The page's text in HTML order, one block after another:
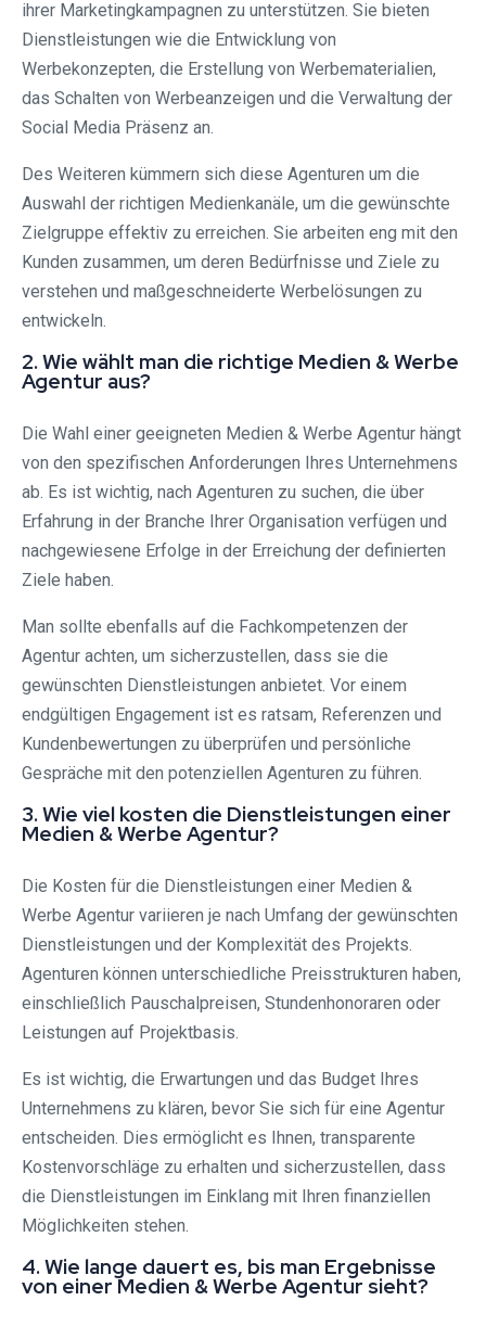
ihrer Marketingkampagnen zu unterstützen. Sie bieten
Dienstleistungen wie die Entwicklung von
Werbekonzepten, die Erstellung von Werbematerialien,
das Schalten von Werbeanzeigen und die Verwaltung der
Social Media Präsenz an.
Des Weiteren kümmern sich diese Agenturen um die
Auswahl der richtigen Medienkanäle, um die gewünschte
Zielgruppe effektiv zu erreichen. Sie arbeiten eng mit den
Kunden zusammen, um deren Bedürfnisse und Ziele zu
verstehen und maßgeschneiderte Werbelösungen zu
entwickeln.
2. Wie wählt man die richtige Medien & Werbe
Agentur aus?
Die Wahl einer geeigneten Medien & Werbe Agentur hängt
von den spezifischen Anforderungen Ihres Unternehmens
ab. Es ist wichtig, nach Agenturen zu suchen, die über
Erfahrung in der Branche Ihrer Organisation verfügen und
nachgewiesene Erfolge in der Erreichung der definierten
Ziele haben.
Man sollte ebenfalls auf die Fachkompetenzen der
Agentur achten, um sicherzustellen, dass sie die
gewünschten Dienstleistungen anbietet. Vor einem
endgültigen Engagement ist es ratsam, Referenzen und
Kundenbewertungen zu überprüfen und persönliche
Gespräche mit den potenziellen Agenturen zu führen.
3. Wie viel kosten die Dienstleistungen einer
Medien & Werbe Agentur?
Die Kosten für die Dienstleistungen einer Medien &
Werbe Agentur variieren je nach Umfang der gewünschten
Dienstleistungen und der Komplexität des Projekts.
Agenturen können unterschiedliche Preisstrukturen haben,
einschließlich Pauschalpreisen, Stundenhonoraren oder
Leistungen auf Projektbasis.
Es ist wichtig, die Erwartungen und das Budget Ihres
Unternehmens zu klären, bevor Sie sich für eine Agentur
entscheiden. Dies ermöglicht es Ihnen, transparente
Kostenvorschläge zu erhalten und sicherzustellen, dass
die Dienstleistungen im Einklang mit Ihren finanziellen
Möglichkeiten stehen.
4. Wie lange dauert es, bis man Ergebnisse
von einer Medien & Werbe Agentur sieht?